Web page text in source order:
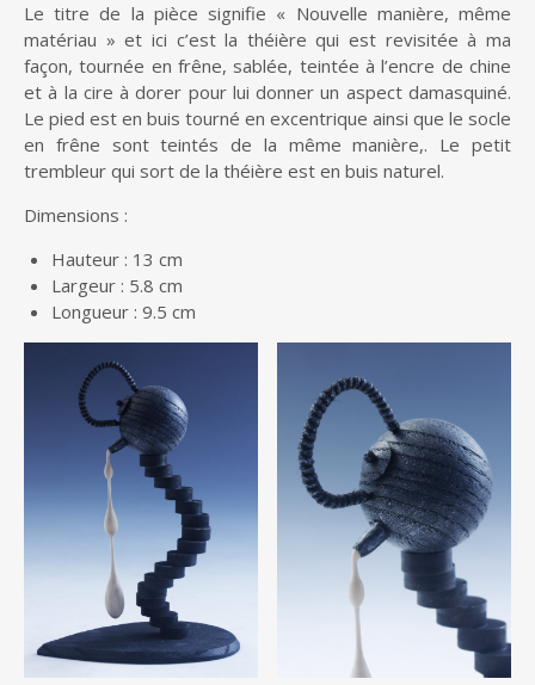
Le titre de la pièce signifie « Nouvelle manière, même
matériau » et ici c’est la théière qui est revisitée à ma
façon, tournée en frêne, sablée, teintée à l’encre de chine
et à la cire à dorer pour lui donner un aspect damasquiné.
Le pied est en buis tourné en excentrique ainsi que le socle
en frêne sont teintés de la même manière,. Le petit
trembleur qui sort de la théière est en buis naturel.
Dimensions :
Hauteur : 13 cm
Largeur : 5.8 cm
Longueur : 9.5 cm